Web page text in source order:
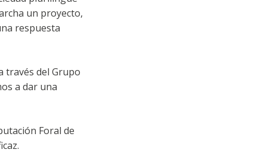
un proyecto,
respuesta
través del Grupo
a dar una
Foral de